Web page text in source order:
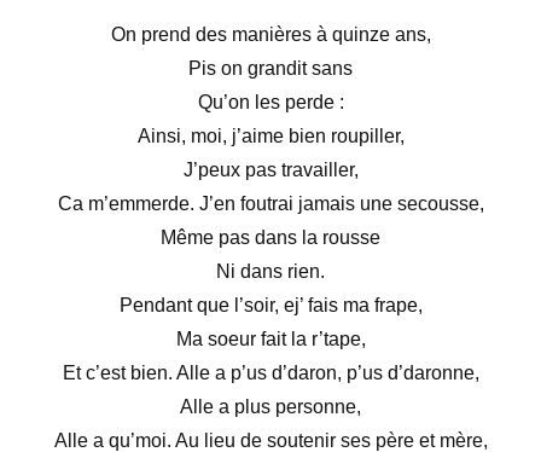
On prend des manières à quinze ans,
Pis on grandit sans
Qu’on les perde :
Ainsi, moi, j’aime bien roupiller,
J’peux pas travailler,
Ca m’emmerde. J’en foutrai jamais une secousse,
Même pas dans la rousse
Ni dans rien.
Pendant que l’soir, ej’ fais ma frape,
Ma soeur fait la r’tape,
Et c’est bien. Alle a p’us d’daron, p’us d’daronne,
Alle a plus personne,
Alle a qu’moi. Au lieu de soutenir ses père et mère,